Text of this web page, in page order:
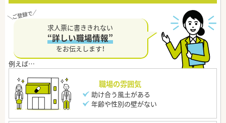
求人票に書ききれない
“詳しい職場情報”
をお伝えします！
職場の雰囲気
助け合う風土がある
年齢や性別の壁がない